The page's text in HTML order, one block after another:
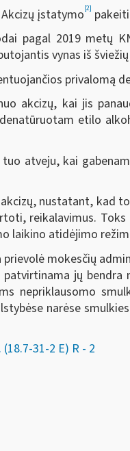
įstatymo[2]
pagal 2019 metų
vynas iš
privalomą
akcizų, kai jis
etilo
atveju, kai
nustatant, kad
reikalavimus.
laikino atidėjimo
mokesčių
jų
nepriklausomo
narėse
(18.7-31-2 E) R - 2